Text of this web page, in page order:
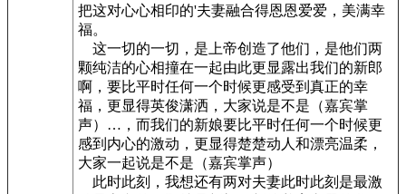
把这对心心相印的'夫妻融合得恩恩爱爱，美满幸
福。
这一切的一切，是上帝创造了他们，是他们两
颗纯洁的心相撞在一起由此更显露出我们的新郎
啊，要比平时任何一个时候更感受到真正的幸
福，更显得英俊潇洒，大家说是不是（嘉宾掌
声）…，而我们的新娘要比平时任何一个时候更
感到内心的激动，更显得楚楚动人和漂亮温柔，
大家一起说是不是（嘉宾掌声）
此时此刻，我想还有两对夫妻此时此刻是最激